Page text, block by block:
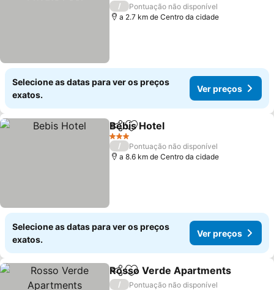
/
Pontuação não disponível
a 2.7 km de Centro da cidade
Selecione as datas para ver os preços
exatos.
Ver preços
PartilharAdicionar aos favoritos
Bebis Hotel
3 Estrelas
/
Pontuação não disponível
a 8.6 km de Centro da cidade
Selecione as datas para ver os preços
exatos.
Ver preços
PartilharAdicionar aos favoritos
Rosso Verde Apartments
/
Pontuação não disponível